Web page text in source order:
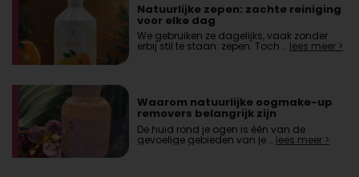
Natuurlijke zepen: zachte reiniging
voor elke dag
We gebruiken ze dagelijks, vaak zonder
erbij stil te staan: zepen. Toch … lees meer >
Waarom natuurlijke oogmake-up
removers belangrijk zijn
De huid rond je ogen is één van de
gevoelige gebieden van je … lees meer >